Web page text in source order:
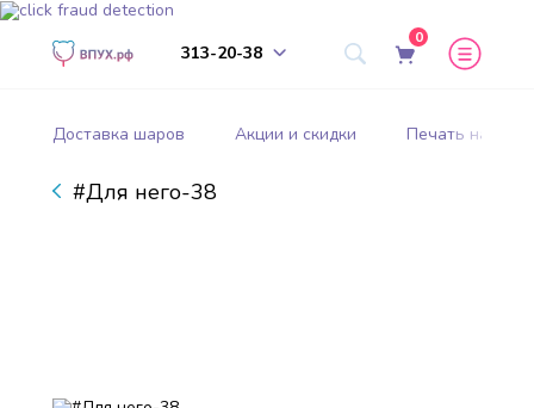
313-20-38
0
Доставка шаров Акции и скидки Печать на
#Для него-38